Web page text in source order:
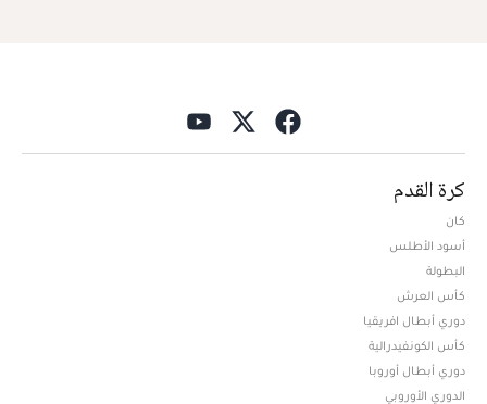
كرة القدم
كان
أسود الأطلس
البطولة
كأس العرش
دوري أبطال افريقيا
كأس الكونفيدرالية
دوري أبطال أوروبا
الدوري الأوروبي